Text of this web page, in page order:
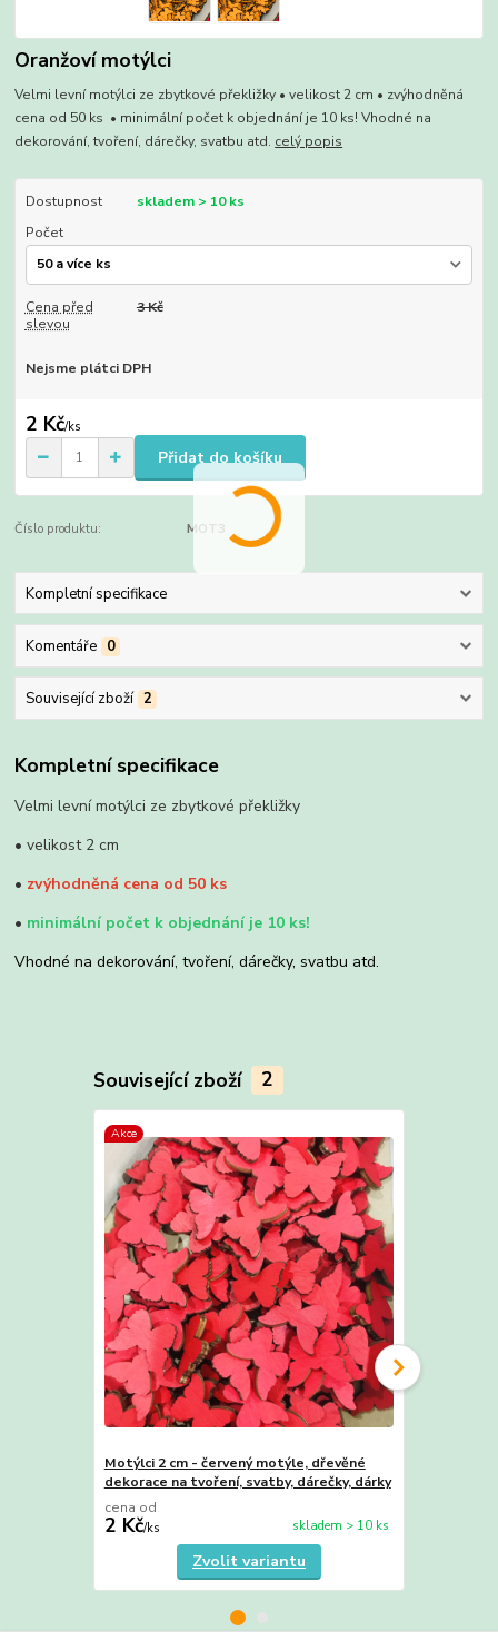
Oranžoví motýlci
Velmi levní motýlci ze zbytkové překližky • velikost 2 cm • zvýhodněná
cena od 50 ks • minimální počet k objednání je 10 ks! Vhodné na
dekorování, tvoření, dárečky, svatbu atd. celý popis
Dostupnost
skladem > 10 ks
Počet
Cena před
slevou
3 Kč
Nejsme plátci DPH
2 Kč/ks
Přidat do košíku
Číslo produktu: MOT3
Kompletní specifikace
Komentáře 0
Související zboží 2
Kompletní specifikace
Velmi levní motýlci ze zbytkové překližky
• velikost 2 cm
• zvýhodněná cena od 50 ks
• minimální počet k objednání je 10 ks!
Vhodné na dekorování, tvoření, dárečky, svatbu atd.
Související zboží 2
Akce
Motýlci 2 cm - červený motýle, dřevěné
dekorace na tvoření, svatby, dárečky, dárky
cena od
2 Kč/ks skladem > 10 ks
Zvolit variantu